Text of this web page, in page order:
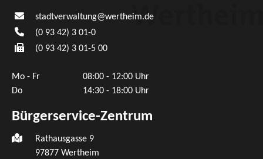
stadtverwaltung@wertheim.de
(0 93 42) 3 01-0
(0 93 42) 3 01-5 00
Mo - Fr
08:00 - 12:00 Uhr
Do
14:30 - 18:00 Uhr
Bürgerservice-Zentrum
Rathausgasse 9
97877 Wertheim